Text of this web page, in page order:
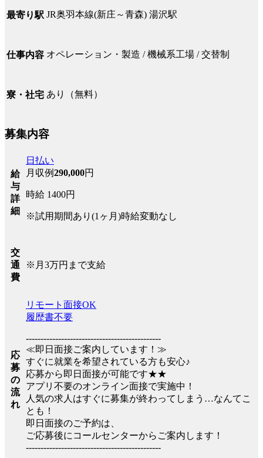
最寄り駅 JR奥羽本線(新庄～青森) 湯沢駅
仕事内容 オペレーション・製造 / 機械系工場 / 交替制
寮・社宅 あり（無料）
募集内容
給
与
詳
細
日払い
月収例290,000円
時給 1400円
※試用期間あり(1ヶ月)時給変動なし
交
通
費
※月3万円まで支給
応
募
の
流
れ
リモート面接OK
履歴書不要
----------------------------------------------
≪即日面接ご案内しています！≫
すぐに就業を希望されている方も安心♪
応募から即日面接が可能です★★
アプリ不要のオンライン面接で実施中！
人気の求人はすぐに募集が終わってしまう…なんてこ
とも！
即日面接のご予約は、
ご応募後にコールセンターからご案内します！
----------------------------------------------